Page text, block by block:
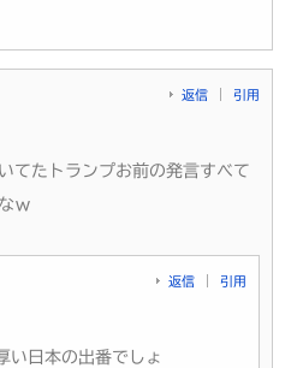
返信 引用
てたトランプお前の発言すべて
ｗ
返信 引用
い日本の出番でしょ